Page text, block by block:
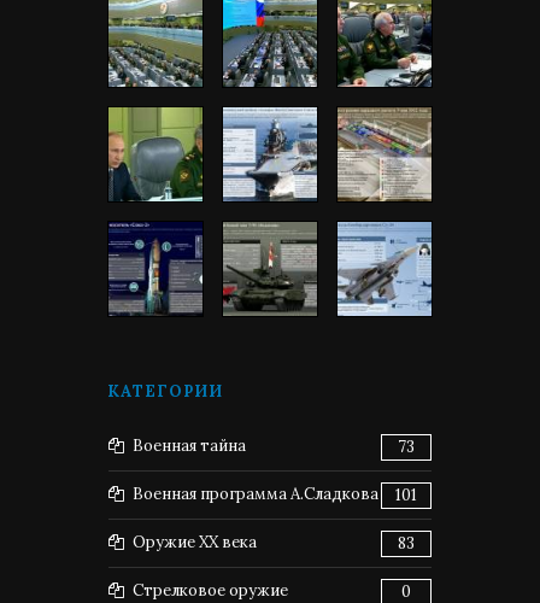
КАТЕГОРИИ
Военная тайна 73
Военная программа А.Сладкова 101
Оружие XX века 83
Стрелковое оружие 0